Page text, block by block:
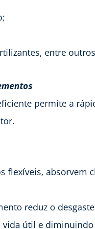
entre
permite a
flexíveis, absorvem
reduz o
útil e